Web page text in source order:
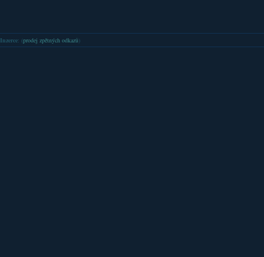
Inzerce: (prodej zpětných odkazů )